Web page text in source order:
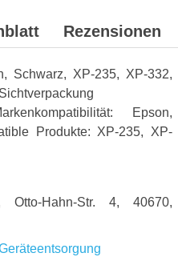
Rezensionen
Schwarz, XP-235, XP-332,
Epson,
Produkte: XP-235, XP-
Otto-Hahn-Str. 4, 40670,